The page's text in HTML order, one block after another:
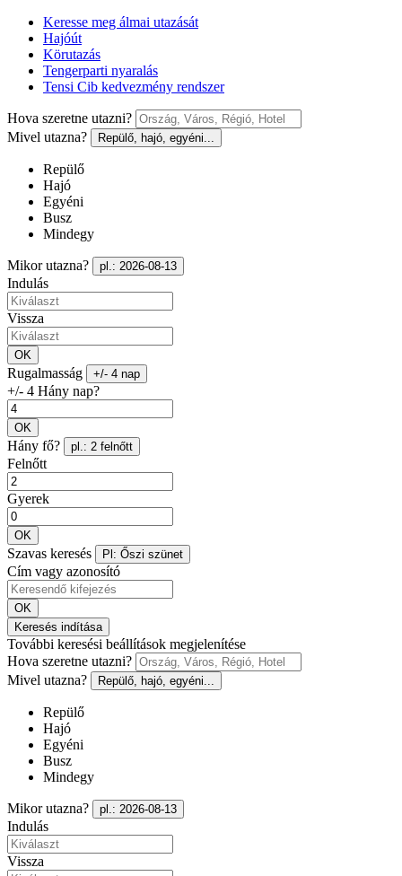
Keresse meg álmai utazását
Hajóút
Körutazás
Tengerparti nyaralás
Tensi Cib kedvezmény rendszer
Hova szeretne utazni?
Mivel utazna?
Repülő, hajó, egyéni...
Repülő
Hajó
Egyéni
Busz
Mindegy
Mikor utazna? pl.: 2026-08-13
Indulás
Vissza
OK
Rugalmasság +/- 4 nap
+/- 4 Hány nap?
OK
Hány fő? pl.: 2 felnőtt
Felnőtt
Gyerek
OK
Szavas keresés Pl: Őszi szünet
Cím vagy azonosító
OK
Keresés indítása
További keresési beállítások megjelenítése
Hova szeretne utazni?
Mivel utazna?
Repülő, hajó, egyéni...
Repülő
Hajó
Egyéni
Busz
Mindegy
Mikor utazna? pl.: 2026-08-13
Indulás
Vissza